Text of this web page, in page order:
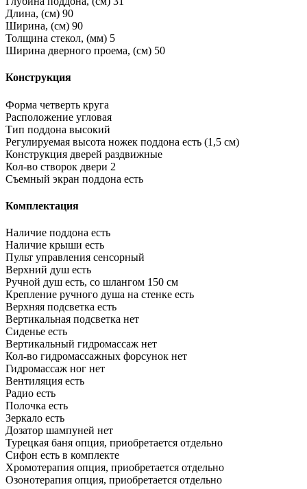
Длина, (см) 90
Ширина, (см) 90
Толщина стекол, (мм) 5
Ширина дверного проема, (см) 50
Конструкция
Форма четверть круга
Расположение угловая
Тип поддона высокий
Регулируемая высота ножек поддона есть (1,5 см)
Конструкция дверей раздвижные
Кол-во створок двери 2
Съемный экран поддона есть
Комплектация
Наличие поддона есть
Наличие крыши есть
Пульт управления сенсорный
Верхний душ есть
Ручной душ есть, со шлангом 150 см
Крепление ручного душа на стенке есть
Верхняя подсветка есть
Вертикальная подсветка нет
Сиденье есть
Вертикальный гидромассаж нет
Кол-во гидромассажных форсунок нет
Гидромассаж ног нет
Вентиляция есть
Радио есть
Полочка есть
Зеркало есть
Дозатор шампуней нет
Турецкая баня опция, приобретается отдельно
Сифон есть в комплекте
Хромотерапия опция, приобретается отдельно
Озонотерапия опция, приобретается отдельно